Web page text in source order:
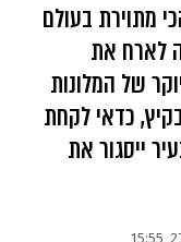
מתוירת בעולם
היא צפויה לארח את
של המלונות
כדאי לקחת
ייסגור את